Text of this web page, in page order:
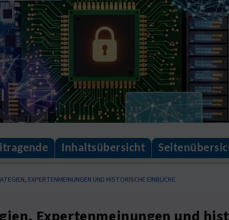
Inhaltsübersicht
EXPERTENMEINUNGEN UND HISTORISCHE EINBLICKE